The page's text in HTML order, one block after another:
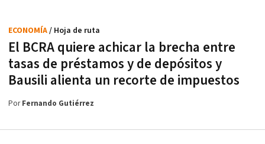
El BCRA quiere achicar la brecha entre
tasas de préstamos y de depósitos y
Bausili alienta un recorte de impuestos
ECONOMÍA/ Hoja de ruta
PorFernando Gutiérrez